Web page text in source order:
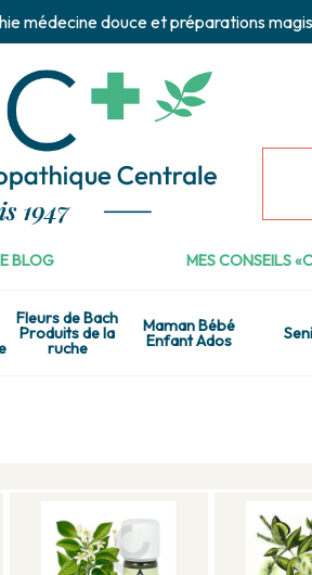
médecine douce et préparations
BLOG MES CONSEILS
Fleurs de Bach
Produits de la
ruche
Maman Bébé
Enfant Ados